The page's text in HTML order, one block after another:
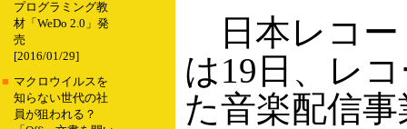
プログラミング教
材「WeDo 2.0」発
売
[2016/01/29]
■ マクロウイルスを
知らない世代の社
員が狙われる？
日本レコー
は19日、レ
た音楽配信